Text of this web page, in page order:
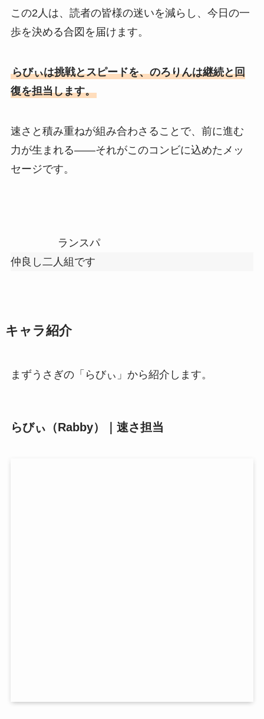
この2人は、読者の皆様の迷いを減らし、今日の一
歩を決める合図を届けます。
らびぃは挑戦とスピードを、のろりんは継続と回
復を担当します。
速さと積み重ねが組み合わさることで、前に進む
力が生まれる——それがこのコンビに込めたメッ
セージです。
ランスパ
仲良し二人組です
キャラ紹介
まずうさぎの「らびぃ」から紹介します。
らびぃ（Rabby）｜速さ担当